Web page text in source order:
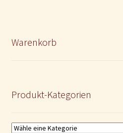
Warenkorb
Produkt-Kategorien